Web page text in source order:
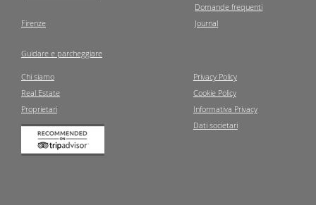
Firenze
Guidare e parcheggiare
Domande frequenti
Journal
Chi siamo
Real Estate
Proprietari
Privacy Policy
Cookie Policy
Informativa Privacy
Dati societari